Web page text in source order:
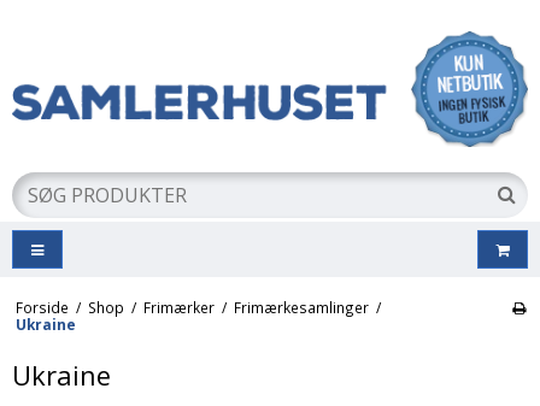
Forside / Shop / Frimærker / Frimærkesamlinger /
Ukraine
Ukraine